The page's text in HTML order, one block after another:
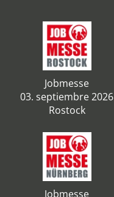
Jobmesse
03. septiembre 2026
Rostock
Jobmesse